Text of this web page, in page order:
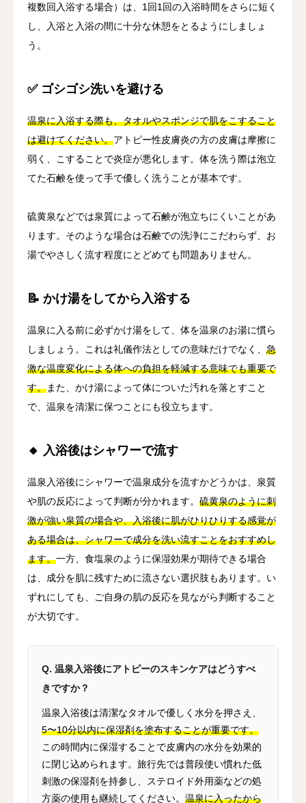
複数回入浴する場合）は、1回1回の入浴時間をさらに短く
し、入浴と入浴の間に十分な休憩をとるようにしましょ
う。
✅ ゴシゴシ洗いを避ける
温泉に入浴する際も、タオルやスポンジで肌をこすること
は避けてください。アトピー性皮膚炎の方の皮膚は摩擦に
弱く、こすることで炎症が悪化します。体を洗う際は泡立
てた石鹸を使って手で優しく洗うことが基本です。
硫黄泉などでは泉質によって石鹸が泡立ちにくいことがあ
ります。そのような場合は石鹸での洗浄にこだわらず、お
湯でやさしく流す程度にとどめても問題ありません。
📝 かけ湯をしてから入浴する
温泉に入る前に必ずかけ湯をして、体を温泉のお湯に慣ら
しましょう。これは礼儀作法としての意味だけでなく、 急
激な温度変化による体への負担を軽減する意味でも重要で
す。また、かけ湯によって体についた汚れを落とすこと
で、温泉を清潔に保つことにも役立ちます。
🔸 入浴後はシャワーで流す
温泉入浴後にシャワーで温泉成分を流すかどうかは、泉質
や肌の反応によって判断が分かれます。 硫黄泉のように刺
激が強い泉質の場合や、入浴後に肌がひりひりする感覚が
ある場合は、シャワーで成分を洗い流すことをおすすめし
ます。一方、食塩泉のように保湿効果が期待できる場合
は、成分を肌に残すために流さない選択肢もあります。い
ずれにしても、ご自身の肌の反応を見ながら判断すること
が大切です。
Q. 温泉入浴後にアトピーのスキンケアはどうすべ
きですか？
温泉入浴後は清潔なタオルで優しく水分を押さえ、
5〜10分以内に保湿剤を塗布することが重要です。
この時間内に保湿することで皮膚内の水分を効果的
に閉じ込められます。旅行先では普段使い慣れた低
刺激の保湿剤を持参し、ステロイド外用薬などの処
方薬の使用も継続してください。 温泉に入ったから